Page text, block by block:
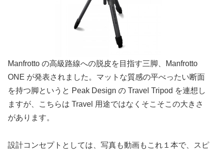
Manfrotto の高級路線への脱皮を目指す三脚、Manfrotto
ONE が発表されました。マットな質感の平べったい断面
を持つ脚というと Peak Design の Travel Tripod を連想し
ますが、こちらは Travel 用途ではなくそこそこの大きさ
があります。
設計コンセプトとしては、写真も動画もこれ１本で、スピ